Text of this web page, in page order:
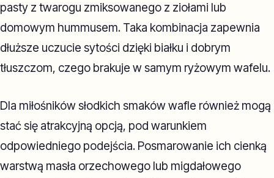
pasty z twarogu zmiksowanego z ziołami lub
domowym hummusem. Taka kombinacja zapewnia
dłuższe uczucie sytości dzięki białku i dobrym
tłuszczom, czego brakuje w samym ryżowym wafelu.
Dla miłośników słodkich smaków wafle również mogą
stać się atrakcyjną opcją, pod warunkiem
odpowiedniego podejścia. Posmarowanie ich cienką
warstwą masła orzechowego lub migdałowego